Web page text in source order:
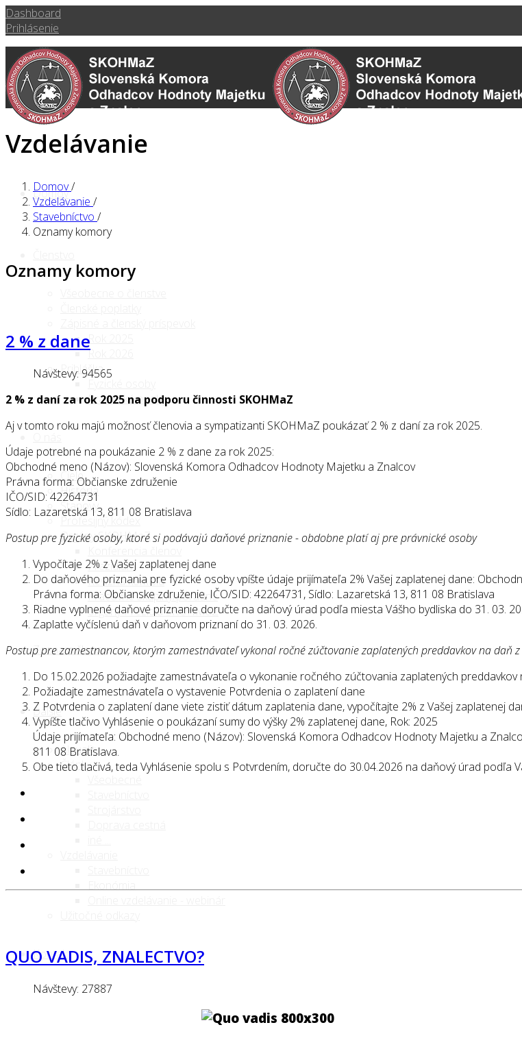
Dashboard
Prihlásenie
Domov
Rok 2025
Rok 2026
Prihláška
Právnické osoby
Ciele
História
Stanovy
Profesijný kódex
Orgány SKOHMaZ
Prezídium
Revízna komisia
Pracovné skupiny/poradné
orgány Prezídia SKOHMaZ
Zoznam členov
Ďalšie
Aktuality
Články
Kontakt
Vzdelávanie
Domov/
Vzdelávanie /
Stavebníctvo /
Oznamy komory
Oznamy komory
2 % z dane
Návštevy: 94565
2 % z daní za rok 2025 na podporu činnosti SKOHMaZ
Aj v tomto roku majú možnosť členovia a sympatizanti SKOHMaZ poukázať 2 % z daní za rok 2025.
Údaje potrebné na poukázanie 2 % z dane za rok 2025:
Obchodné meno (Názov): Slovenská Komora Odhadcov Hodnoty Majetku a Znalcov
Právna forma: Občianske združenie
IČO/SID: 42264731
Sídlo: Lazaretská 13, 811 08 Bratislava
Postup pre fyzické osoby, ktoré si podávajú daňové priznanie - obdobne platí aj pre právnické osoby
Vypočítaje 2% z Vašej zaplatenej dane
Do daňového priznania pre fyzické osoby vpíšte údaje prijímateľa 2% Vašej zaplatenej dane:
Právna forma: Občianske združenie, IČO/SID: 42264731, Sídlo: Lazaretská 13, 811 08 Bratislava
Riadne vyplnené daňové priznanie doručte na daňový úrad podľa miesta Vášho bydliska do 31. 03.
Zaplaťte vyčíslenú daň v daňovom priznaní do 31. 03. 2026.
Postup pre zamestnancov, ktorým zamestnávateľ vykonal ročné zúčtovanie zaplatených preddavkov na daň
Do 15.02.2026 požiadajte zamestnávateľa o vykonanie ročného zúčtovania zaplatených preddavkov
Požiadajte zamestnávateľa o vystavenie Potvrdenia o zaplatení dane
Z Potvrdenia o zaplatení dane viete zistiť dátum zaplatenia dane, vypočítajte 2% z Vašej zaplatenej
Vypíšte tlačivo Vyhlásenie o poukázaní sumy do výšky 2% zaplatenej dane, Rok: 2025
Údaje prijímateľa: Obchodné meno (Názov): Slovenská Komora Odhadcov Hodnoty Majetku a
811 08 Bratislava.
Obe tieto tlačivá, teda Vyhlásenie spolu s Potvrdením, doručte do 30.04.2026 na daňový úrad podľa
QUO VADIS, ZNALECTVO?
Návštevy: 27887